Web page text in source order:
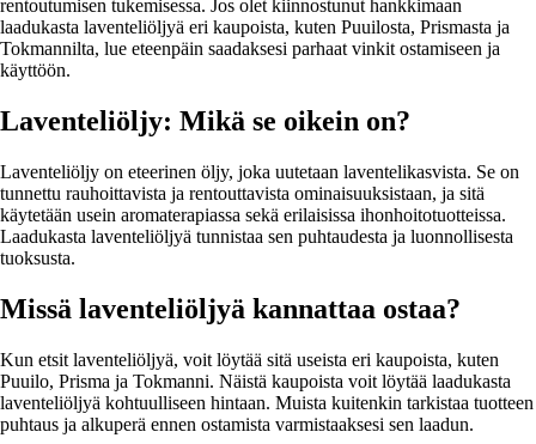
rentoutumisen tukemisessa. Jos olet kiinnostunut hankkimaan
laadukasta laventeliöljyä eri kaupoista, kuten Puuilosta, Prismasta ja
Tokmannilta, lue eteenpäin saadaksesi parhaat vinkit ostamiseen ja
käyttöön.
Laventeliöljy: Mikä se oikein on?
Laventeliöljy on eteerinen öljy, joka uutetaan laventelikasvista. Se on
tunnettu rauhoittavista ja rentouttavista ominaisuuksistaan, ja sitä
käytetään usein aromaterapiassa sekä erilaisissa ihonhoitotuotteissa.
Laadukasta laventeliöljyä tunnistaa sen puhtaudesta ja luonnollisesta
tuoksusta.
Missä laventeliöljyä kannattaa ostaa?
Kun etsit laventeliöljyä, voit löytää sitä useista eri kaupoista, kuten
Puuilo, Prisma ja Tokmanni. Näistä kaupoista voit löytää laadukasta
laventeliöljyä kohtuulliseen hintaan. Muista kuitenkin tarkistaa tuotteen
puhtaus ja alkuperä ennen ostamista varmistaaksesi sen laadun.